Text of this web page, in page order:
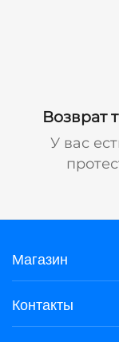
Возврат
У вас
Магазин
Контакты